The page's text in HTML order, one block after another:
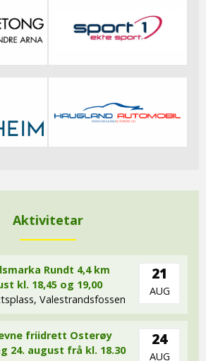
Aktivitetar
Rundt 4,4 km
kl. 18,45 og 19,00
Valestrandsfossen
21
AUG
friidrett Osterøy
24. august frå kl. 18.30
24
AUG